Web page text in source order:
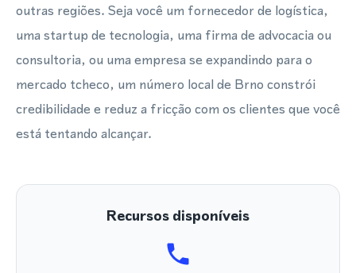
outras regiões. Seja você um fornecedor de logística,
uma startup de tecnologia, uma firma de advocacia ou
consultoria, ou uma empresa se expandindo para o
mercado tcheco, um número local de Brno constrói
credibilidade e reduz a fricção com os clientes que você
está tentando alcançar.
Recursos disponíveis